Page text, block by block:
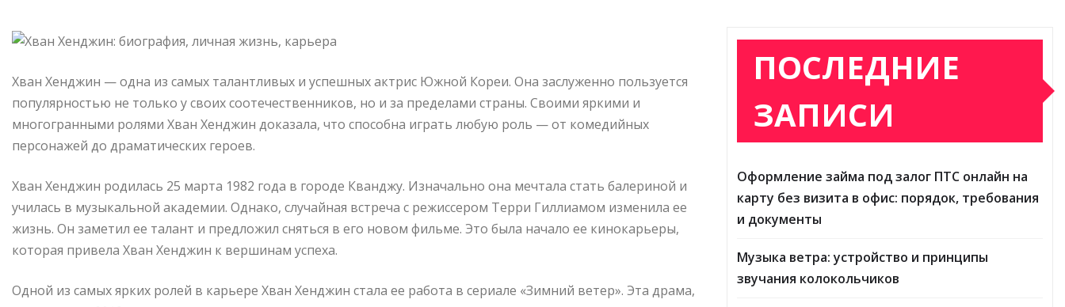
Хван Хенджин — одна из самых талантливых и успешных актрис Южной Кореи. Она заслуженно пользуется
популярностью не только у своих соотечественников, но и за пределами страны. Своими яркими и
многогранными ролями Хван Хенджин доказала, что способна играть любую роль — от комедийных
персонажей до драматических героев.
Хван Хенджин родилась 25 марта 1982 года в городе Кванджу. Изначально она мечтала стать балериной и
училась в музыкальной академии. Однако, случайная встреча с режиссером Терри Гиллиамом изменила ее
жизнь. Он заметил ее талант и предложил сняться в его новом фильме. Это была начало ее кинокарьеры,
которая привела Хван Хенджин к вершинам успеха.
Одной из самых ярких ролей в карьере Хван Хенджин стала ее работа в сериале «Зимний ветер». Эта драма,
ПОСЛЕДНИЕ
ЗАПИСИ
Оформление займа под залог ПТС онлайн на
карту без визита в офис: порядок, требования
и документы
Музыка ветра: устройство и принципы
звучания колокольчиков